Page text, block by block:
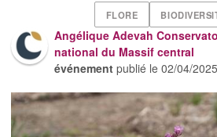
FLORE
Angélique Adevah
national du Massif central
événement publié le02/04/2025